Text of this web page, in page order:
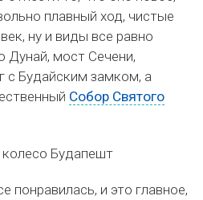
плавный ход, чистые
ну и виды все равно
Дунай, мост Сечени,
с Будайским замком, а
Собор Святого
понравилась, и это главное,